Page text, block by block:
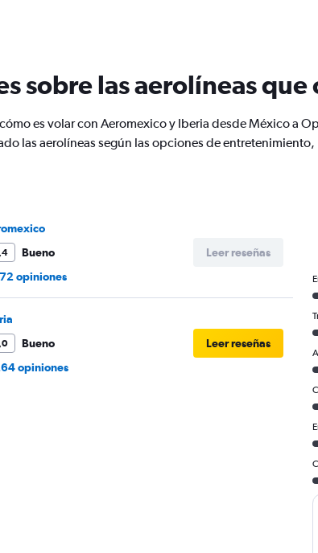
sobre las aerolíneas
es volar con Aeromexico y Iberia desde México a
las aerolíneas según las opciones de
Bueno
opiniones
Leer reseñas
Bueno
opiniones
Leer reseñas